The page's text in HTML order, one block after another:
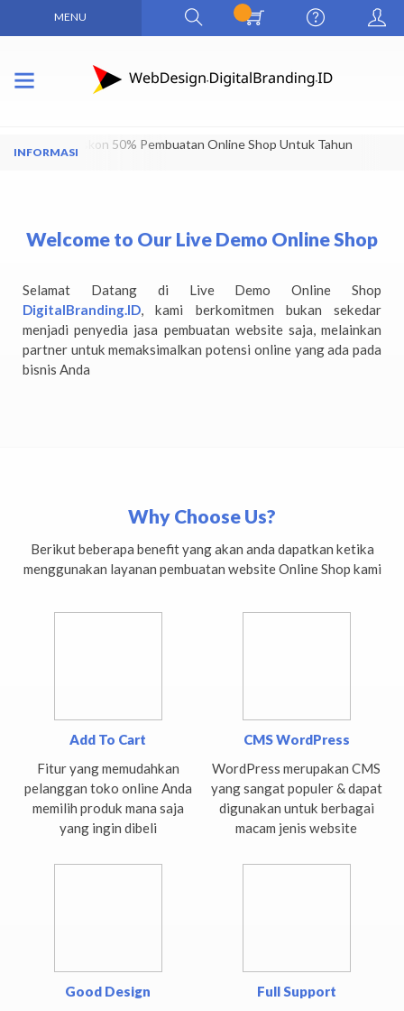
MENU
Dapatkan Diskon 50% Pembuatan Online Shop Untuk Tahun
Welcome to Our Live Demo Online Shop
Selamat Datang di Live Demo Online Shop
DigitalBranding.ID, kami berkomitmen bukan sekedar
menjadi penyedia jasa pembuatan website saja, melainkan
partner untuk memaksimalkan potensi online yang ada pada
bisnis Anda
Why Choose Us?
Berikut beberapa benefit yang akan anda dapatkan ketika
menggunakan layanan pembuatan website Online Shop kami
Add To Cart
Fitur yang memudahkan
pelanggan toko online Anda
memilih produk mana saja
yang ingin dibeli
CMS WordPress
WordPress merupakan CMS
yang sangat populer & dapat
digunakan untuk berbagai
macam jenis website
Good Design
Full Support